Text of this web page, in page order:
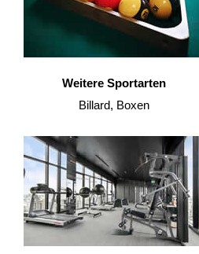
Weitere Sportarten
Billard, Boxen